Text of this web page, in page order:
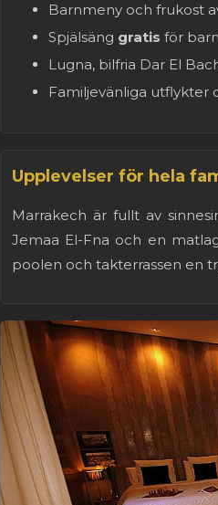
Barnmeny och frukost
Spjälsäng gratis för
Lugna, bilfria Dar El
Familjevänliga utflykter
Upplevelser för hela
Marrakech är fullt av
Jemaa El-Fna och en
poolen och takterrassen en